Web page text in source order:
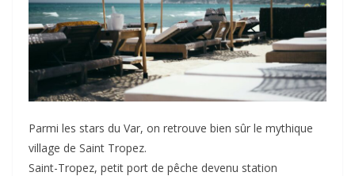
Parmi les stars du Var, on retrouve bien sûr le mythique
village de Saint Tropez.
Saint-Tropez, petit port de pêche devenu station